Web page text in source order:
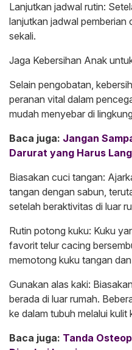
Lanjutkan jadwal rutin:
lanjutkan jadwal
sekali.
Jaga Kebersihan Anak
Selain pengobatan,
peranan vital dalam
mudah menyebar di
Baca juga: Jangan
Darurat yang Harus
Biasakan cuci tangan:
tangan dengan sabun,
setelah beraktivitas di luar
Rutin potong kuku: Kuku
favorit telur cacing
memotong kuku tangan
Gunakan alas kaki:
berada di luar rumah.
ke dalam tubuh melalui kulit
Baca juga: Tanda